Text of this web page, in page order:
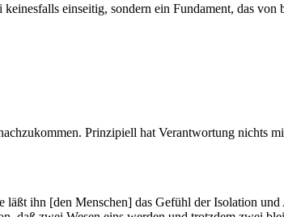
einseitig, sondern ein Fundament, das von
Prinzipiell hat Verantwortung nichts
ihn [den Menschen] das Gefühl der Isolation